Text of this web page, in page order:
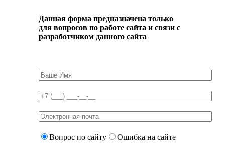
Данная форма предназначена только
для вопросов по работе сайта и связи с
разработчиком данного сайта
Вопрос по сайту Ошибка на сайте